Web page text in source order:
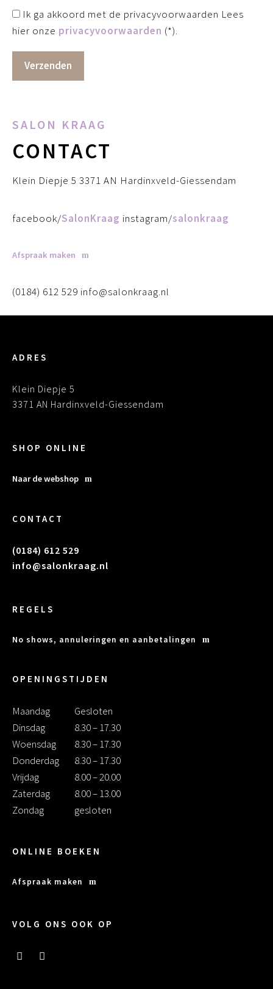
Ik ga akkoord met de privacyvoorwaarden Lees
hier onze privacyvoorwaarden (*).
SALON KRAAG
CONTACT
Klein Diepje 5 3371 AN Hardinxveld-Giessendam
facebook/SalonKraag instagram/salonkraag
Afspraak maken
(0184) 612 529 info@salonkraag.nl
ADRES
Klein Diepje 5
3371 AN Hardinxveld-Giessendam
SHOP ONLINE
Naar de webshop
CONTACT
(0184) 612 529
info@salonkraag.nl
REGELS
No shows, annuleringen en aanbetalingen
OPENINGSTIJDEN
Maandag
Gesloten
Dinsdag
8.30 – 17.30
Woensdag
8.30 – 17.30
Donderdag
8.30 – 17.30
Vrijdag
8.00 – 20.00
Zaterdag
8.00 – 13.00
Zondag
gesloten
ONLINE BOEKEN
Afspraak maken
VOLG ONS OOK OP